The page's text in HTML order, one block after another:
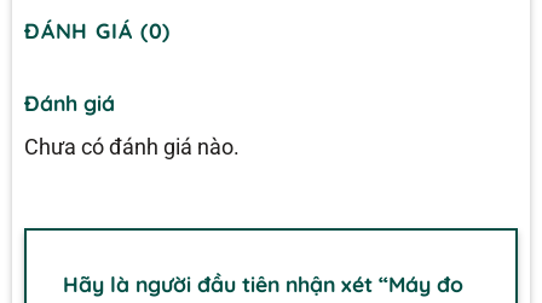
ĐÁNH GIÁ (0)
Đánh giá
Chưa có đánh giá nào.
Hãy là người đầu tiên nhận xét “Máy đo